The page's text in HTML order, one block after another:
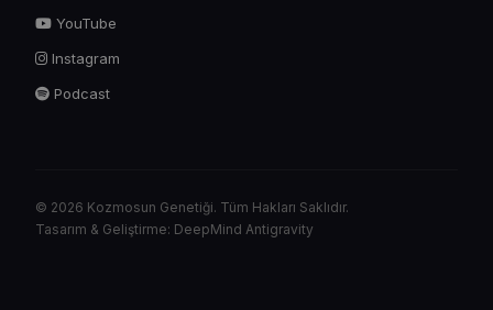
YouTube
Instagram
Podcast
© 2026 Kozmosun Genetiği. Tüm Hakları Saklıdır.
Tasarım & Geliştirme: DeepMind Antigravity